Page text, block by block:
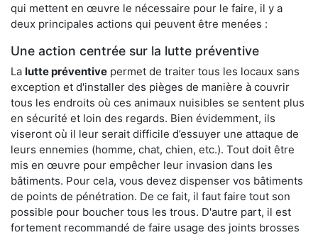
qui mettent en œuvre le nécessaire pour le faire, il y a
deux principales actions qui peuvent être menées :
Une action centrée sur la lutte préventive
La lutte préventive permet de traiter tous les locaux sans
exception et d'installer des pièges de manière à couvrir
tous les endroits où ces animaux nuisibles se sentent plus
en sécurité et loin des regards. Bien évidemment, ils
viseront où il leur serait difficile d’essuyer une attaque de
leurs ennemies (homme, chat, chien, etc.). Tout doit être
mis en œuvre pour empêcher leur invasion dans les
bâtiments. Pour cela, vous devez dispenser vos bâtiments
de points de pénétration. De ce fait, il faut faire tout son
possible pour boucher tous les trous. D'autre part, il est
fortement recommandé de faire usage des joints brosses